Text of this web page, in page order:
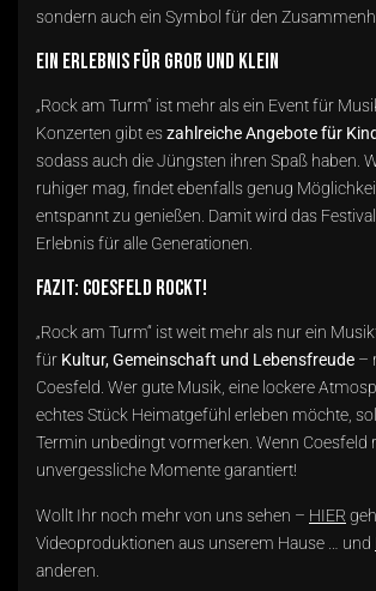
sondern auch ein Symbol für den
Ein Erlebnis für Groß und Klein
„Rock am Turm“ ist mehr als ein Event für
Konzerten gibt eszahlreiche Angebote für
sodass auch die Jüngsten ihren Spaß haben.
ruhiger mag, findet ebenfalls genug
entspannt zu genießen. Damit wird das
Erlebnis für alle Generationen.
Fazit: Coesfeld rockt!
„Rock am Turm“ ist weit mehr als nur ein
für Kultur, Gemeinschaft und Lebensfreude –
Coesfeld. Wer gute Musik, eine lockere
echtes Stück Heimatgefühl erleben möchte,
Termin unbedingt vormerken. Wenn Coesfeld
unvergessliche Momente garantiert!
Wollt Ihr noch mehr von uns sehen – HIER
Videoproduktionen aus unserem Hause … und
anderen.